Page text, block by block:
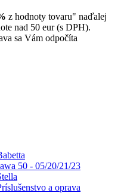
z hodnoty tovaru" naďalej
nad 50 eur (s DPH).
sa Vám odpočíta
50 - 05/20/21/23
a oprava